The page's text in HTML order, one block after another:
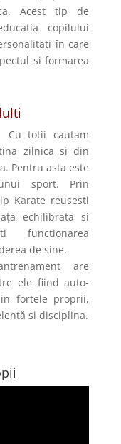
Acest tip de
copilului
în care
si formarea
Cu totii cautam
zilnica si din
Pentru asta este
sport. Prin
Karate reusesti
echilibrata si
functionarea
de sine.
are
ele fiind auto-
fortele proprii,
si disciplina.